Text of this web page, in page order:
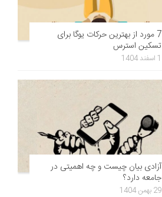
7 مورد از بهترین حرکات یوگا برای
تسکین استرس
1 اسفند 1404
آزادی بیان چیست و چه اهمیتی در
جامعه دارد؟
29 بهمن 1404